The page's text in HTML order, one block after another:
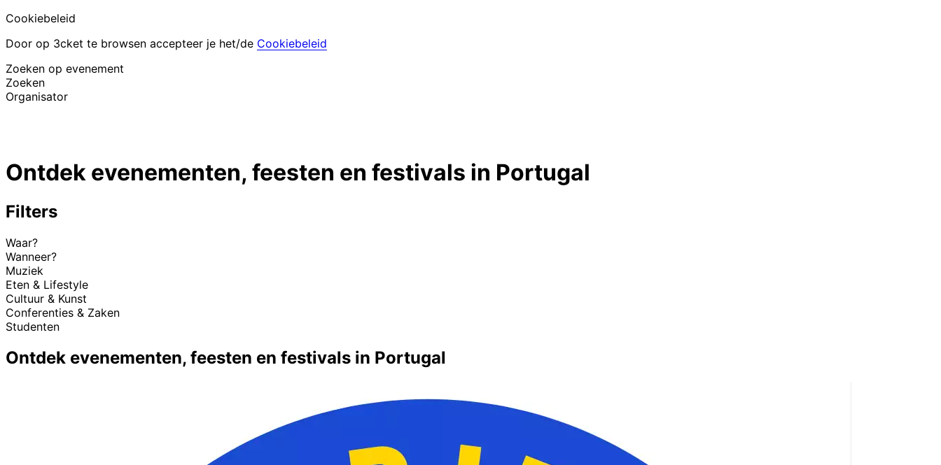
Cookiebeleid
Door op 3cket te browsen accepteer je het/de Cookiebeleid
Zoeken op evenement
Zoeken
Organisator
Hulp voor deelnemerIk ben mijn ticket kwijt
Ontdek evenementen, feesten en festivals in Portugal
Filters
Waar?
Wanneer?
Muziek
Eten & Lifestyle
Cultuur & Kunst
Conferenties & Zaken
Studenten
Ontdek evenementen, feesten en festivals in Portugal